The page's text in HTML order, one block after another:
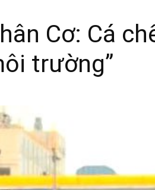
Cơ: Cá
trường”